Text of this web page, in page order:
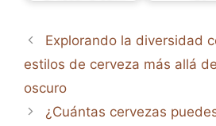
Explorando la diversidad
estilos de cerveza más allá
oscuro
¿Cuántas cervezas